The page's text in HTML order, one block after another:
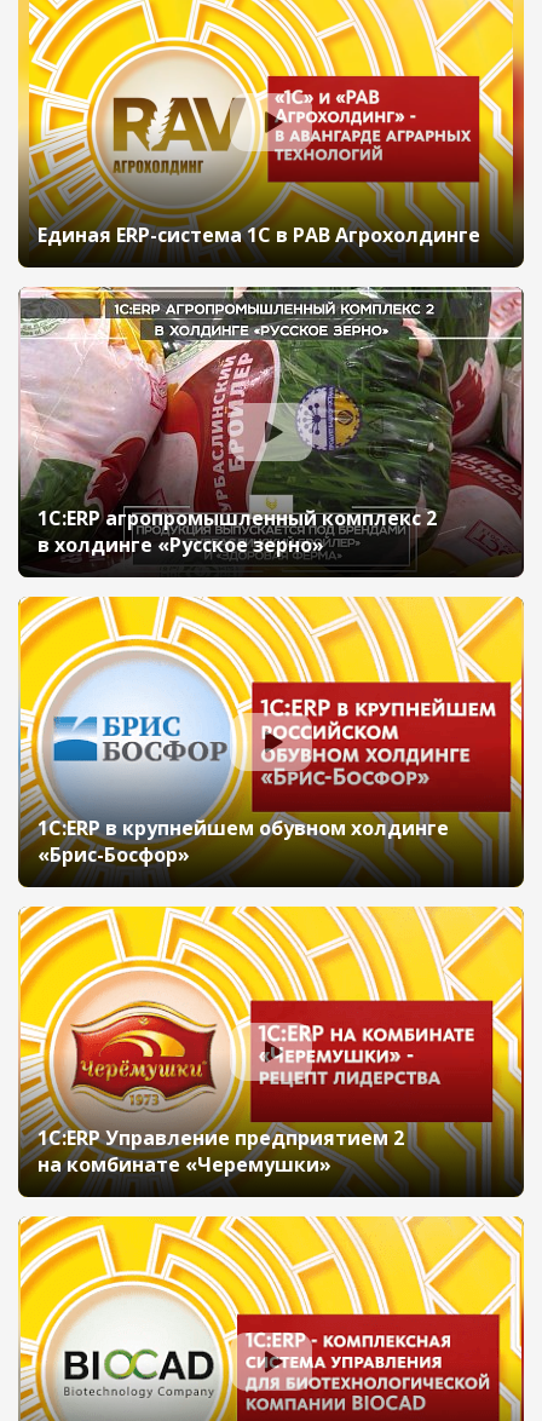
Единая ERP-система 1С в РАВ Агрохолдинге
1С:ERP агропромышленный комплекс 2
в холдинге «Русское зерно»
1С:ERP в крупнейшем обувном холдинге
«Брис-Босфор»
1С:ERP Управление предприятием 2
на комбинате «Черемушки»